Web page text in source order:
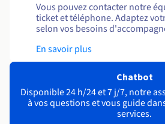
Vous pouvez contacter notre
ticket et téléphone. Adaptez
selon vos besoins
En savoir plus
Chatbot
Disponible 24 h/24 et 7 j/7, notre
à vos questions et vous guide
services.